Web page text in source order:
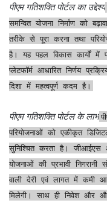
पीएम गतिशक्ति पोर्टल का उद्देश्य
समन्वित योजना निर्माण को
तरीके से पूरा करना तथा
है। यह पहल विकास कार्यों में
प्लेटफॉर्म आधारित निर्णय
दिशा में महत्वपूर्ण कदम है।
पीएम गतिशक्ति पोर्टल के लाभ
परियोजनाओं को एकीकृत
सुनिश्चित करता है। जीआईएस
योजनाओं की प्रभावी
वाली देरी एवं लागत में कमी
मिलेगी। साथ ही निवेश और